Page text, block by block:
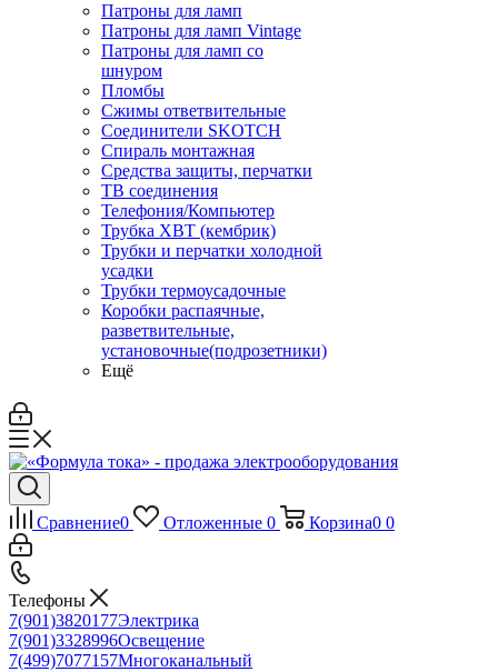
Патроны для ламп
Патроны для ламп Vintage
Патроны для ламп со
шнуром
Пломбы
Сжимы ответвительные
Соединители SKOTCH
Спираль монтажная
Средства защиты, перчатки
ТВ соединения
Телефония/Компьютер
Трубка ХВТ (кембрик)
Трубки и перчатки холодной
усадки
Трубки термоусадочные
Коробки распаячные,
разветвительные,
установочные(подрозетники)
Ещё
Сравнение0 Отложенные 0 Корзина0 0
Телефоны
7(901)3820177Электрика
7(901)3328996Освещение
7(499)7077157Многоканальный